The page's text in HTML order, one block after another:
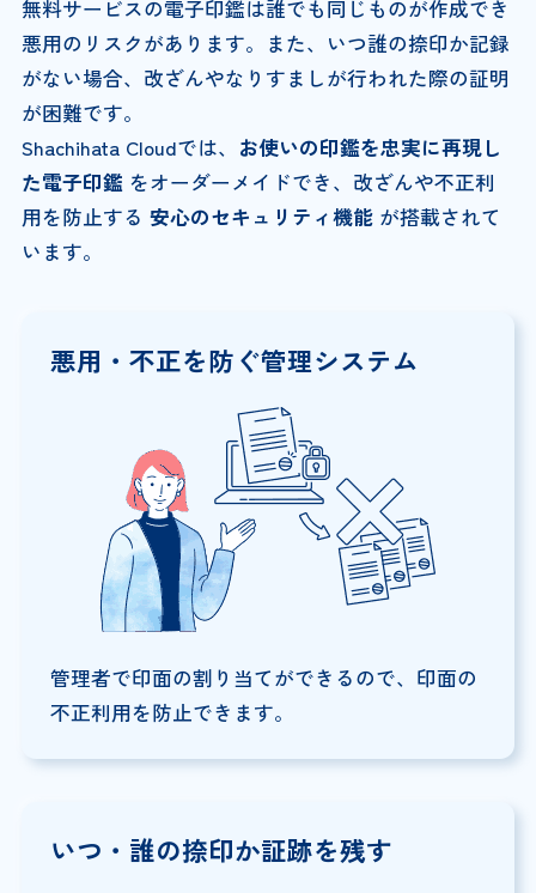
無料サービスの電子印鑑は誰でも同じものが作成でき
悪用のリスクがあります。また、いつ誰の捺印か記録
がない場合、改ざんやなりすましが行われた際の証明
が困難です。
Shachihata Cloudでは、 お使いの印鑑を忠実に再現し
た電子印鑑 をオーダーメイドでき、改ざんや不正利
用を防止する 安心のセキュリティ機能が搭載されて
います。
悪用・不正を防ぐ管理システム
管理者で印面の割り当てができるので、印面の
不正利用を防止できます。
いつ・誰の捺印か証跡を残す